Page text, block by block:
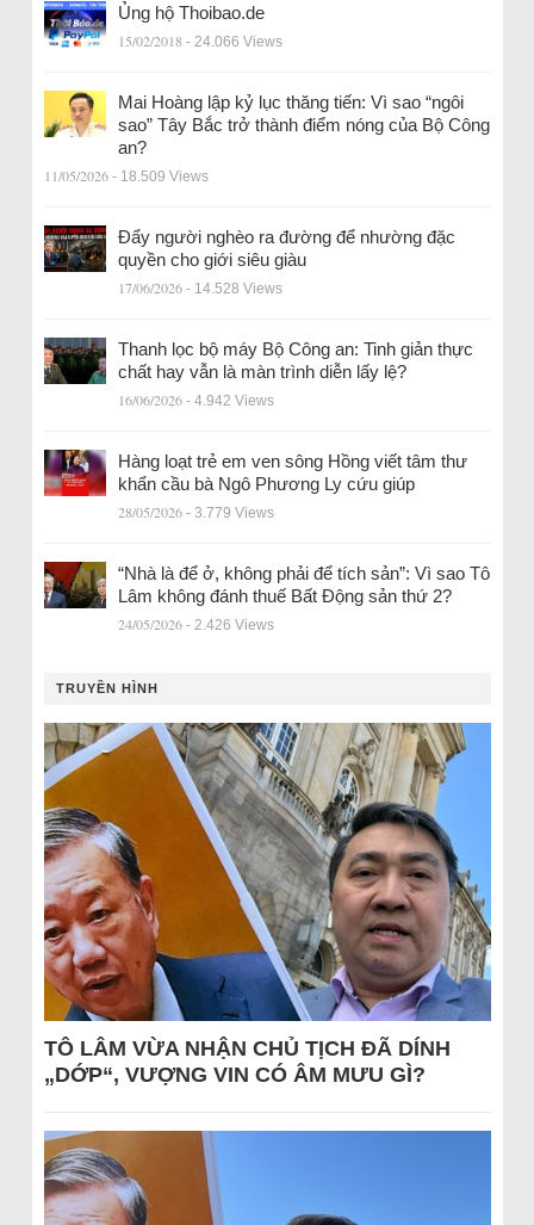
Ủng hộ Thoibao.de
15/02/2018 - 24.066 Views
Mai Hoàng lập kỷ lục thăng tiến: Vì sao “ngôi
sao” Tây Bắc trở thành điểm nóng của Bộ Công
an?
11/05/2026 - 18.509 Views
Đẩy người nghèo ra đường để nhường đặc
quyền cho giới siêu giàu
17/06/2026 - 14.528 Views
Thanh lọc bộ máy Bộ Công an: Tinh giản thực
chất hay vẫn là màn trình diễn lấy lệ?
16/06/2026 - 4.942 Views
Hàng loạt trẻ em ven sông Hồng viết tâm thư
khẩn cầu bà Ngô Phương Ly cứu giúp
28/05/2026 - 3.779 Views
“Nhà là để ở, không phải để tích sản”: Vì sao Tô
Lâm không đánh thuế Bất Động sản thứ 2?
24/05/2026 - 2.426 Views
TRUYỀN HÌNH
TÔ LÂM VỪA NHẬN CHỦ TỊCH ĐÃ DÍNH
„DỚP“, VƯỢNG VIN CÓ ÂM MƯU GÌ?